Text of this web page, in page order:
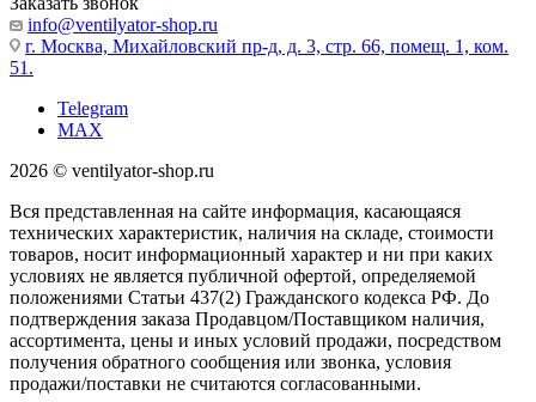
info@ventilyator-shop.ru
г. Москва, Михайловский пр-д, д. 3, cтр. 66, помещ. 1, ком.
51.
Telegram
MAX
2026 © ventilyator-shop.ru
Вся представленная на сайте информация, касающаяся
технических характеристик, наличия на складе, стоимости
товаров, носит информационный характер и ни при каких
условиях не является публичной офертой, определяемой
положениями Статьи 437(2) Гражданского кодекса РФ. До
подтверждения заказа Продавцом/Поставщиком наличия,
ассортимента, цены и иных условий продажи, посредством
получения обратного сообщения или звонка, условия
продажи/поставки не считаются согласованными.